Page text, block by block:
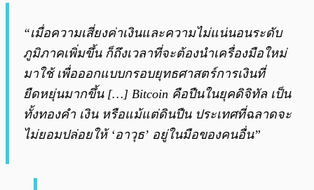
“เมื่อความเสี่ยงค่าเงินและความไม่แน่นอนระดับ
ภูมิภาคเพิ่มขึ้น ก็ถึงเวลาที่จะต้องนำเครื่องมือใหม่
มาใช้ เพื่อออกแบบกรอบยุทธศาสตร์การเงินที่
ยืดหยุ่นมากขึ้น […] Bitcoin คือปืนในยุคดิจิทัล เป็น
ทั้งทองคำ เงิน หรือแม้แต่ดินปืน ประเทศที่ฉลาดจะ
ไม่ยอมปล่อยให้ ‘อาวุธ’ อยู่ในมือของคนอื่น”